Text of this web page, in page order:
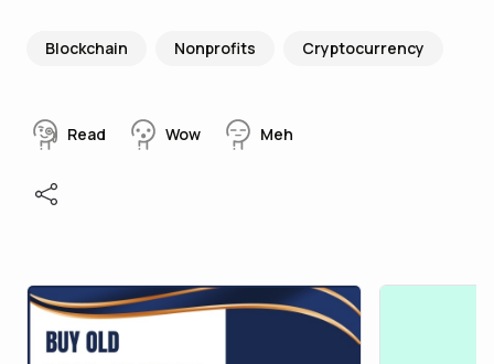
Blockchain Nonprofits Cryptocurrency
Read Wow Meh